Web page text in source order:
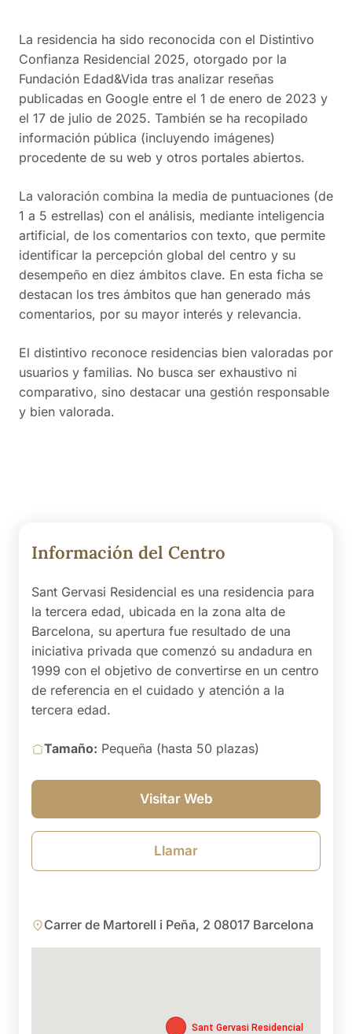
como la atención constante a sus necesidades.
Además, se valora el ambiente familiar que se crea
en la residencia, lo que contribuye a una experiencia
positiva tanto para los residentes como para sus
familias.
La residencia ha sido reconocida con el Distintivo
Confianza Residencial 2025, otorgado por la
Fundación Edad&Vida tras analizar reseñas
publicadas en Google entre el 1 de enero de 2023 y
el 17 de julio de 2025. También se ha recopilado
información pública (incluyendo imágenes)
procedente de su web y otros portales abiertos.
La valoración combina la media de puntuaciones (de
1 a 5 estrellas) con el análisis, mediante inteligencia
artificial, de los comentarios con texto, que permite
identificar la percepción global del centro y su
desempeño en diez ámbitos clave. En esta ficha se
destacan los tres ámbitos que han generado más
comentarios, por su mayor interés y relevancia.
El distintivo reconoce residencias bien valoradas por
usuarios y familias. No busca ser exhaustivo ni
comparativo, sino destacar una gestión responsable
y bien valorada.
Información del Centro
Sant Gervasi Residencial es una residencia para
la tercera edad, ubicada en la zona alta de
Barcelona, su apertura fue resultado de una
iniciativa privada que comenzó su andadura en
1999 con el objetivo de convertirse en un centro
de referencia en el cuidado y atención a la
tercera edad.
Tamaño: Pequeña (hasta 50 plazas)
Visitar Web
Llamar
Carrer de Martorell i Peña, 2 08017 Barcelona
Sant Gervasi Residencial